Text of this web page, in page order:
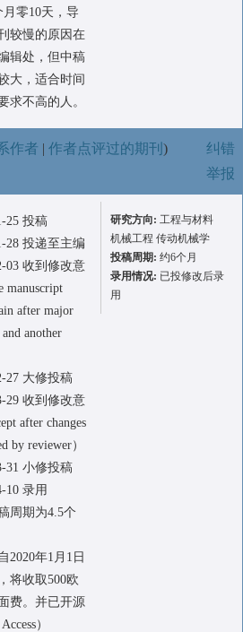
月零10天，导
较慢的原因在
辑处，但中稿
大，适合时间
求不高的人。
作者 | 作者点评过的期刊 )
纠错
举报
25 投稿
28 投递至主编
03 收到修改意
manuscript
after major
and another
27 大修投稿
29 收到修改意
after changes
by reviewer）
31 小修投稿
10 录用
周期为4.5个
2020年1月1日
将收取500欧
费。并已开源
）
研究方向: 工程与材料
机械工程 传动机械学
投稿周期: 约6个月
录用情况: 已投修改后录
用